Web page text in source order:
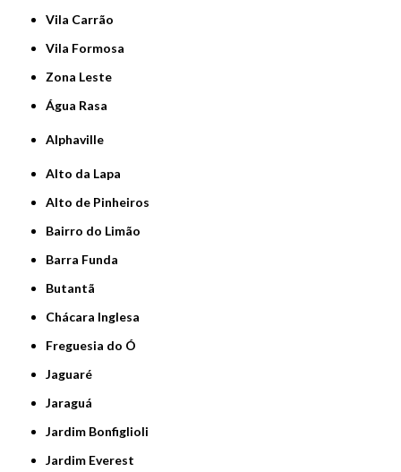
Vila Carrão
Vila Formosa
Zona Leste
Água Rasa
Alphaville
Alto da Lapa
Alto de Pinheiros
Bairro do Limão
Barra Funda
Butantã
Chácara Inglesa
Freguesia do Ó
Jaguaré
Jaraguá
Jardim Bonfiglioli
Jardim Everest